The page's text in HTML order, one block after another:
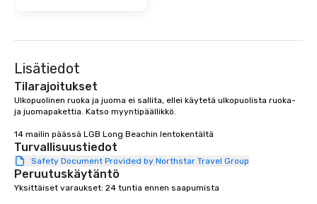
Lisätiedot
Tilarajoitukset
Ulkopuolinen ruoka ja juoma ei sallita, ellei käytetä ulkopuolista ruoka-
ja juomapakettia. Katso myyntipäällikkö.
14 mailin päässä LGB Long Beachin lentokentältä
Turvallisuustiedot
Safety Document Provided by Northstar Travel Group
Peruutuskäytäntö
Yksittäiset varaukset: 24 tuntia ennen saapumista